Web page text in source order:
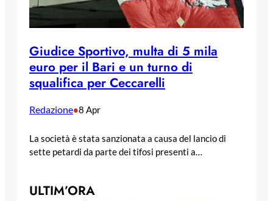
Giudice Sportivo, multa di 5 mila
euro per il Bari e un turno di
squalifica per Ceccarelli
Redazione•8 Apr
La società è stata sanzionata a causa del lancio di
sette petardi da parte dei tifosi presenti a…
ULTIM’ORA